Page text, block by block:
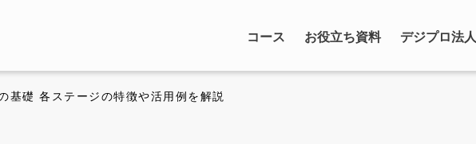
コース お役立ち資料 デジプロ法
基礎 各ステージの特徴や活用例を解説